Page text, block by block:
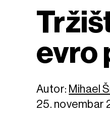
evro
Autor: Mihael
25. novembar